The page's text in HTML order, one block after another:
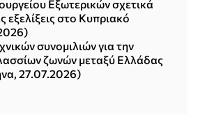
Εξωτερικών σχετικά
εξελίξεις στο Κυπριακό
συνομιλιών για την
ζωνών μεταξύ Ελλάδας
27.07.2026)